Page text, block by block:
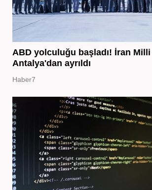
ABD yolculuğu başladı! İran Milli
Antalya'dan ayrıldı
Haber7